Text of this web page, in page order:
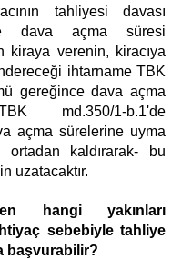
tahliyesi davası
dava açma süresi
kiraya verenin, kiracıya
ihtarname TBK
gereğince dava açma
md.350/1-b.1'de
açma sürelerine uyma
ortadan kaldırarak- bu
uzatacaktır.
hangi yakınları
sebebiyle tahliye
başvurabilir?